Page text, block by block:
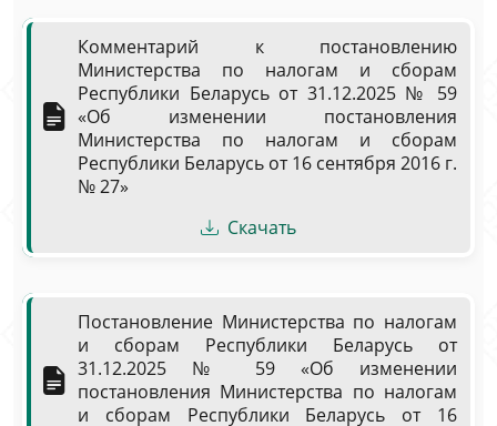
Комментарий к постановлению
Министерства по налогам и сборам
Республики Беларусь от 31.12.2025 № 59
«Об изменении постановления
Министерства по налогам и сборам
Республики Беларусь от 16 сентября 2016 г.
№ 27»
Скачать
Постановление Министерства по налогам
и сборам Республики Беларусь от
31.12.2025 № 59 «Об изменении
постановления Министерства по налогам
и сборам Республики Беларусь от 16